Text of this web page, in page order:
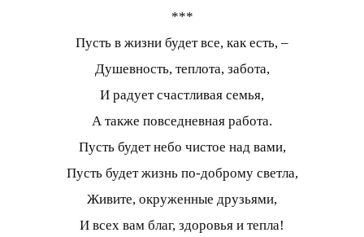
***
Пусть в жизни будет все, как есть, –
Душевность, теплота, забота,
И радует счастливая семья,
А также повседневная работа.
Пусть будет небо чистое над вами,
Пусть будет жизнь по-доброму светла,
Живите, окруженные друзьями,
И всех вам благ, здоровья и тепла!